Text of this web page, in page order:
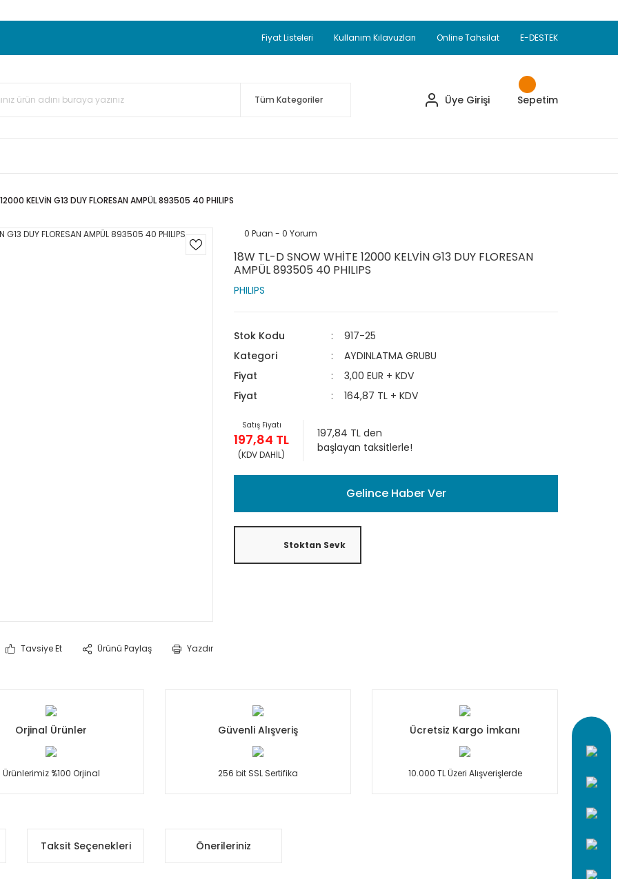
TC Standart Bayonet J Tip Termokupul Ürünlerinde 50 Adet Alımlarda Sepette Ekstra %5 İskonto...
TC Standart Bayonet J Tip Termokupul Ürünlerinde 250 Adet Alımlarda Sepette
50.000,00TL ve Üzeri EMKO Ürünleri Alışverişlerinizde Sepette
Fiyat Listeleri Kullanım Kılavuzları Online Tahsilat E-DESTEK
Üye Girişi Sepetim
KELVİN G13 DUY FLORESAN AMPÜL 893505 40 PHILIPS
Tavsiye Et Ürünü Paylaş Yazdır
0 Puan - 0 Yorum
18W TL-D SNOW WHİTE 12000 KELVİN G13 DUY FLORESAN
AMPÜL 893505 40 PHILIPS
PHILIPS
Stok Kodu
917-25
Kategori
AYDINLATMA GRUBU
Fiyat
3,00 EUR + KDV
Fiyat
164,87 TL + KDV
Satış Fiyatı
197,84 TL
(KDV DAHİL)
197,84 TL den
başlayan taksitlerle!
Gelince Haber Ver
Stoktan Sevk
Orjinal Ürünler
Ürünlerimiz %100 Orjinal
Güvenli Alışveriş
256 bit SSL Sertifika
Ücretsiz Kargo İmkanı
10.000 TL Üzeri Alışverişlerde
Taksit Seçenekleri Önerileriniz